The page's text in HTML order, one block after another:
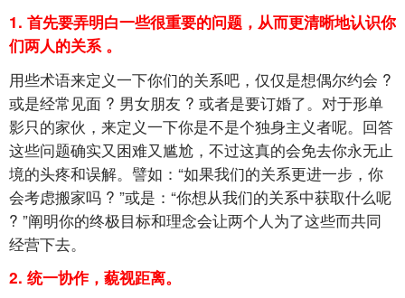
1. 首先要弄明白一些很重要的问题，从而更清晰地认识你
们两人的关系 。
用些术语来定义一下你们的关系吧，仅仅是想偶尔约会 ?
或是经常见面 ? 男女朋友 ? 或者是要订婚了。对于形单
影只的家伙，来定义一下你是不是个独身主义者呢。回答
这些问题确实又困难又尴尬，不过这真的会免去你永无止
境的头疼和误解。譬如：“如果我们的关系更进一步，你
会考虑搬家吗 ? ”或是：“你想从我们的关系中获取什么呢
? ”阐明你的终极目标和理念会让两个人为了这些而共同
经营下去。
2. 统一协作，藐视距离。